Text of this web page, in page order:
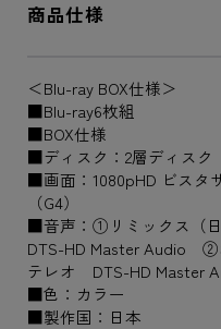
商品仕様
＜Blu-ray BOX仕様＞
■Blu-ray6枚組
■BOX仕様
■ディスク：2層ディスク
■画面：1080pHD ビスタ
（G4）
■音声：①リミックス（
DTS-HD Master Audio
テレオ DTS-HD Master
■色：カラー
■製作国：日本